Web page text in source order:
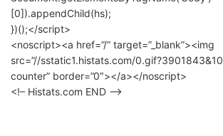
[0]).appendChild(hs);
})();</script>
<noscript><a href=”/” target=”_blank”><img
src=”//sstatic1.histats.com/
counter” border=”0″></a></noscript>
<!– Histats.com END –>